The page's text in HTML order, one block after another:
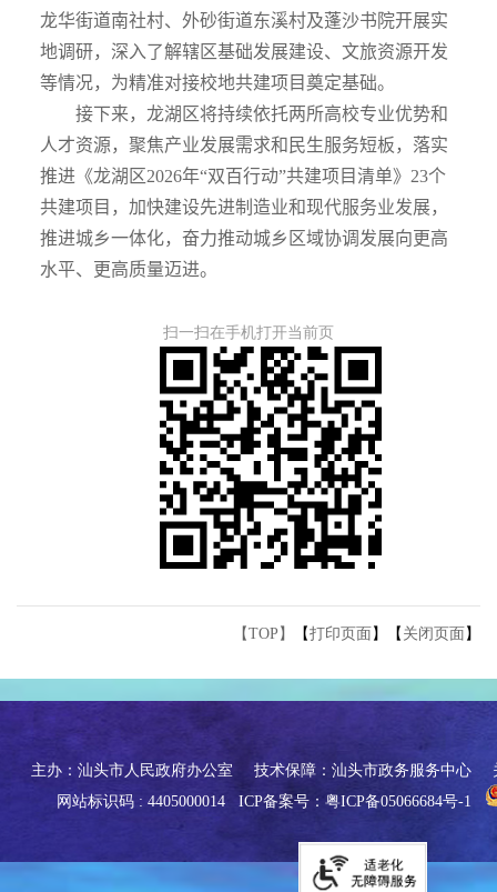
龙华街道南社村、外砂街道东溪村及蓬沙书院开展实
地调研，深入了解辖区基础发展建设、文旅资源开发
等情况，为精准对接校地共建项目奠定基础。
接下来，龙湖区将持续依托两所高校专业优势和
人才资源，聚焦产业发展需求和民生服务短板，落实
推进《龙湖区2026年“双百行动”共建项目清单》 23个
共建项目，加快建设先进制造业和现代服务业发展，
推进城乡一体化，奋力推动城乡区域协调发展向更高
水平、更高质量迈进。
扫一扫在手机打开当前页
【TOP】 【打印页面 】【 关闭页面 】
主办：汕头市人民政府办公室 技术保障：汕头市政务服务中心
网站标识码 : 4405000014 ICP备案号：粤ICP备05066684号-1